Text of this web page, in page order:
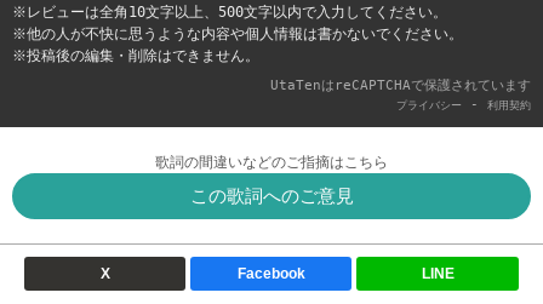
※レビューは全角10文字以上、500文字以内で入力してください。
※他の人が不快に思うような内容や個人情報は書かないでください。
※投稿後の編集・削除はできません。
UtaTenはreCAPTCHAで保護されています
プライバシー - 利用契約
歌詞の間違いなどのご指摘はこちら
この歌詞へのご意見
X Facebook LINE